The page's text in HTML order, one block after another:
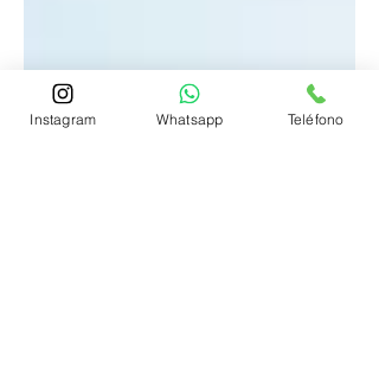
Instagram Whatsapp Teléfono